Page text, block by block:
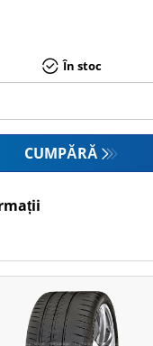
În stoc
CUMPĂRĂ